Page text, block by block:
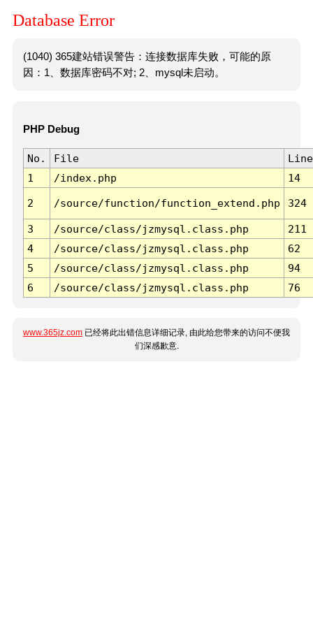
Database Error
(1040) 365建站错误警告：连接数据库失败，可能的原
因：1、数据库密码不对; 2、mysql未启动。
PHP Debug
No. File
Line
1
/index.php 14
2 /source/function/function_extend.php 324
3 /source/class/jzmysql.class.php
211
4
/source/class/jzmysql.class.php
62
5
/source/class/jzmysql.class.php
94
6
/source/class/jzmysql.class.php 76
www.365jz.com 已经将此出错信息详细记录, 由此给您带来的访问不便我
们深感歉意.